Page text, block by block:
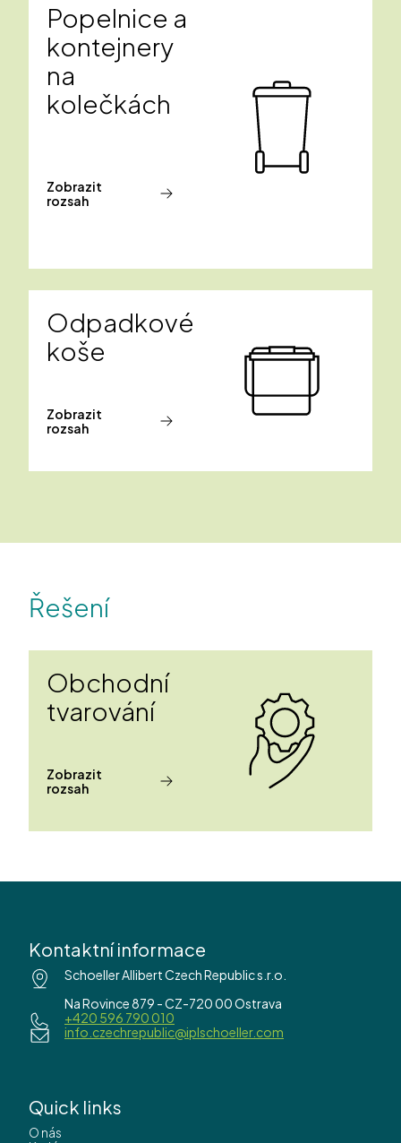
Popelnice a
kontejnery
na
kolečkách
Zobrazit
rozsah
Odpadkové
koše
Zobrazit
rozsah
Řešení
Obchodní
tvarování
Zobrazit
rozsah
Kontaktní informace
Schoeller Allibert Czech Republic s.r.o.
Na Rovince 879 - CZ-720 00 Ostrava
+420 596 790 010
info.czechrepublic@iplschoeller.com
Quick links
O nás